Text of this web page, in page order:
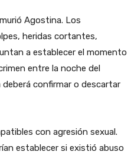
Agostina. Los
heridas cortantes,
a establecer el momento
entre la noche del
confirmar o descartar
con agresión sexual.
establecer si existió abuso